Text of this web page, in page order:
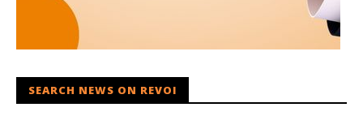
SEARCH NEWS ON REVOI